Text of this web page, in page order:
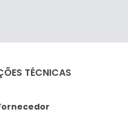
TÉCNICAS